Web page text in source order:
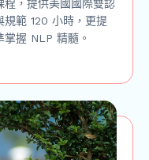
，提供美國國際雙認
規範 120 小時，更提
握 NLP 精髓。